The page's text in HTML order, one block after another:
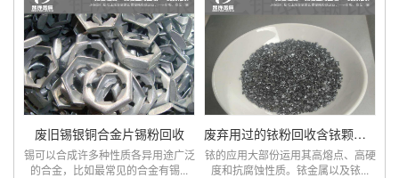
废旧锡银铜合金片锡粉回收
锡可以合成许多种性质各异用途广泛
的合金，比如最常见的合金有锡...
废弃用过的铱粉回收含铱颗粒价格
铱的应用大部份运用其高熔点、高硬
度和抗腐蚀性质。铱金属以及铱...